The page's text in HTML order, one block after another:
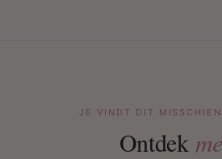
JE VINDT DIT MISSCHIEN
Ontdek